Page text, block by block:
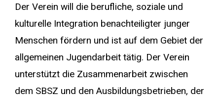
Der Verein will die berufliche, soziale und
kulturelle Integration benachteiligter junger
Menschen fördern und ist auf dem Gebiet der
allgemeinen Jugendarbeit tätig. Der Verein
unterstützt die Zusammenarbeit zwischen
dem SBSZ und den Ausbildungsbetrieben, der